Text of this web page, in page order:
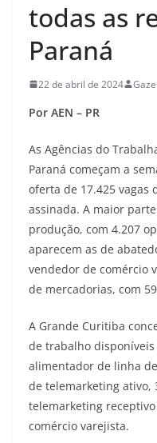
todas as
Paraná
22 de abril de 2024
Por AEN – PR
As Agências do
Paraná começam a
oferta de 17.425 vagas
assinada. A maior
produção, com 4.207
aparecem as de
vendedor de comércio
de mercadorias, com
A Grande Curitiba
de trabalho disponíveis
alimentador de linha
de telemarketing ativo,
telemarketing
comércio varejista.